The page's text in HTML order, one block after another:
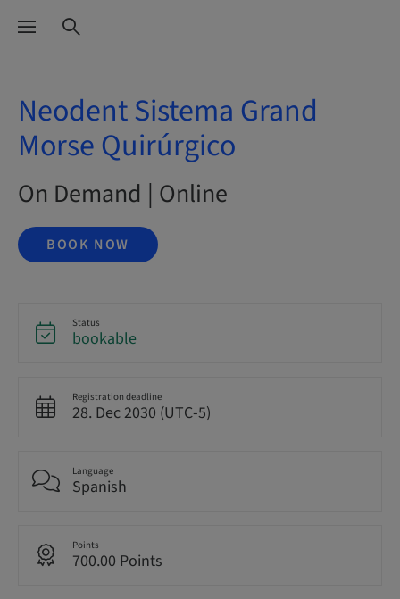
Neodent Sistema Grand
Morse Quirúrgico
On Demand | Online
BOOK NOW
Status
bookable
Registration deadline
28. Dec 2030 (UTC-5)
Language
Spanish
Points
700.00 Points